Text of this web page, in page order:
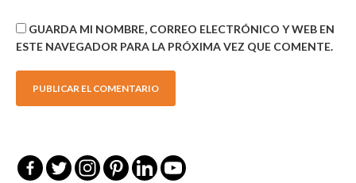
GUARDA MI NOMBRE, CORREO ELECTRÓNICO Y WEB EN
ESTE NAVEGADOR PARA LA PRÓXIMA VEZ QUE COMENTE.